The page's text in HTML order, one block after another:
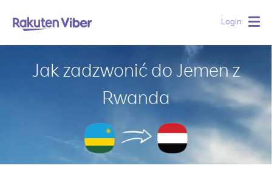
Login
Jak zadzwonić do Jemen z
Rwanda